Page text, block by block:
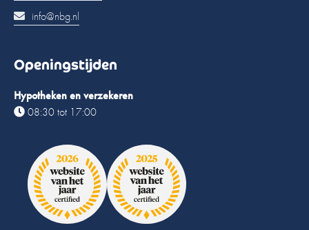
info@nbg.nl
Openingstijden
Hypotheken en verzekeren
08:30 tot 17:00